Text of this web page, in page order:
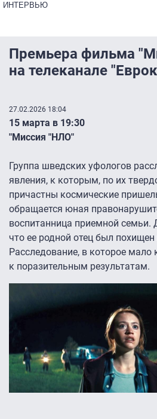
ИНТЕРВЬЮ
Премьера фильма
на телеканале
27.02.2026 18:04
15 марта в 19:30
"Миссия "НЛО"
Группа шведских уфологов
явления, к которым, по их
причастны космические
обращается юная
воспитанница приемной семьи.
что ее родной отец был
Расследование, в которое мало
к поразительным результатам.